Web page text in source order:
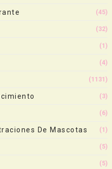
(45)
(32)
(1)
(4)
(1131)
(3)
(6)
De Mascotas (1)
(5)
(5)